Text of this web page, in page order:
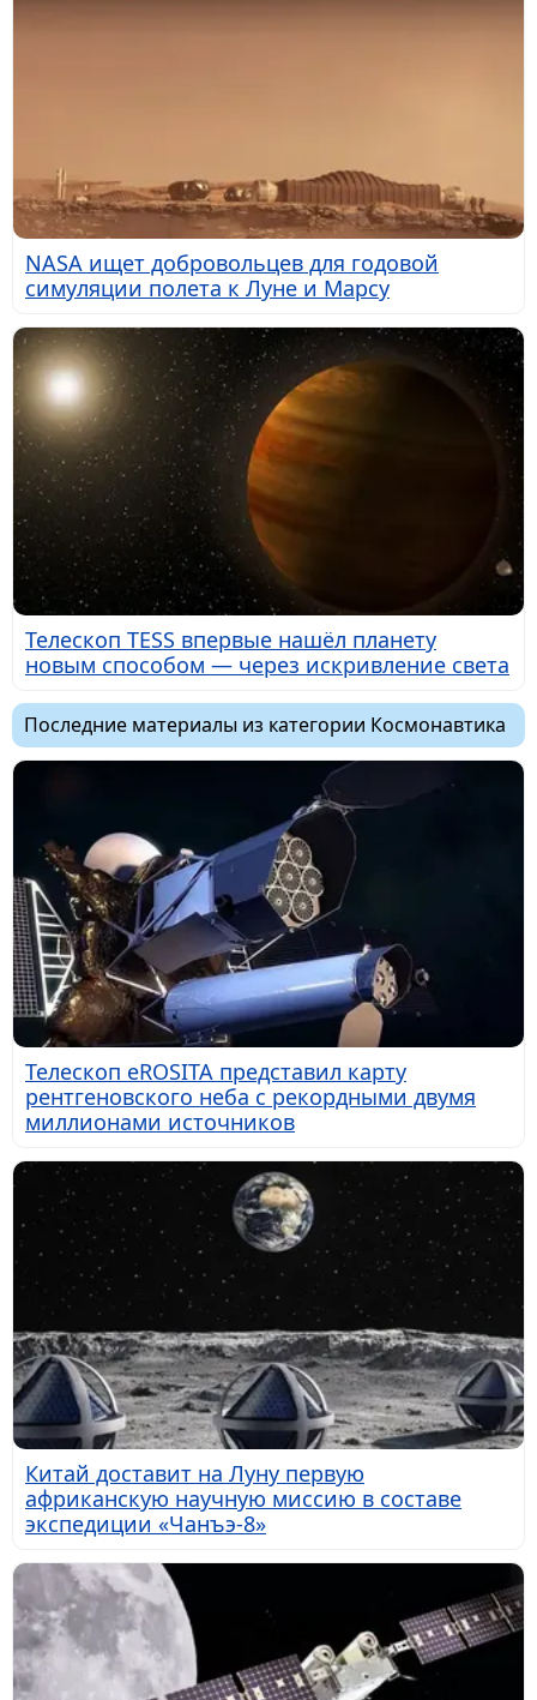
NASA ищет добровольцев для годовой
симуляции полета к Луне и Марсу
Телескоп TESS впервые нашёл планету
новым способом — через искривление света
Последние материалы из категории Космонавтика
Телескоп eROSITA представил карту
рентгеновского неба с рекордными двумя
миллионами источников
Китай доставит на Луну первую
африканскую научную миссию в составе
экспедиции «Чанъэ-8»